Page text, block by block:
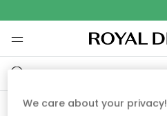
We care about your privacy!